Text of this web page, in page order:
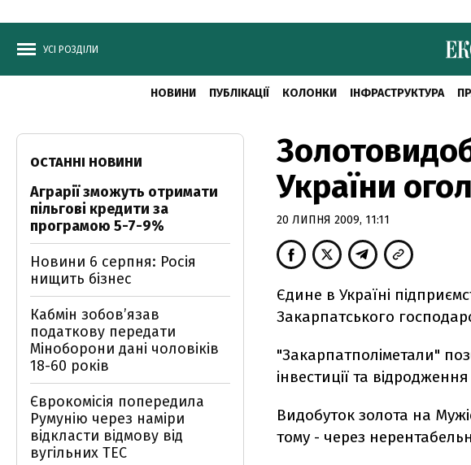
УСІ РОЗДІЛИ
НОВИНИ ПУБЛІКАЦІЇ КОЛОНКИ ІНФРАСТРУКТУРА
України
20 ЛИПНЯ 2009, 11:11
Єдине в Україні
Закарпатського
"Закарпатполіметали"
інвестиції та
Видобуток золота на
тому - через
ОСТАННІ НОВИНИ
Аграрії зможуть отримати
пільгові кредити за
програмою 5-7-9%
Новини 6 серпня: Росія
нищить бізнес
Кабмін зобовʼязав
податкову передати
Міноборони дані чоловіків
18-60 років
Єврокомісія попередила
Румунію через наміри
відкласти відмову від
вугільних ТЕС